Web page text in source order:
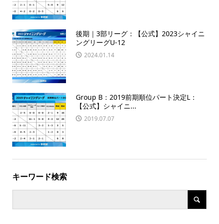
後期｜3部リーグ：【公式】2023シャイニ
ングリーグU-12
2024.01.14
Group B：2019前期順位パート決定L：
【公式】シャイニ...
2019.07.07
キーワード検索